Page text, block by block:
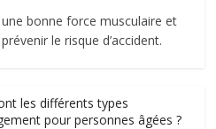
bonne force musculaire et
le risque d’accident.
les différents types
pour personnes âgées ?